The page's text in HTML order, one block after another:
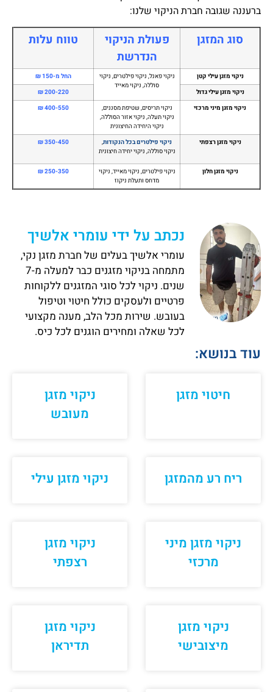
ברעננה שגובה חברת הניקוי שלנו:
סוג המזגן
פעולת הניקוי
הנדרשת
טווח עלות
ניקוי מזגן עילי קטן
ניקוי פאנל, ניקוי פילטרים, ניקוי
סוללה, ניקוי מאייד
החל מ-150 ₪
ניקוי מזגן עילי גדול
200-220 ₪
ניקוי מזגן מיני מרכזי
ניקוי תריסים, שטיפת מסננים,
ניקוי תעלה, ניקוי אזור הסוללה,
ניקוי היחידה החיצונית
400-550 ₪
ניקוי מזגן רצפתי ניקוי פילטרים בכל הנקודות,
ניקוי סוללה, ניקוי יחידה חיצונית
350-450 ₪
ניקוי מזגן חלון
ניקוי פילטרים, ניקוי מאייד, ניקוי
מדחס ותעלת ניקוז
250-350 ₪
נכתב על ידי עומרי אלשיך
עומרי אלשיך בעלים של חברת מזגן נקי,
מתמחה בניקוי מזגנים כבר למעלה מ-7
שנים. ניקוי לכל סוגי המזגנים ללקוחות
פרטיים ולעסקים כולל חיטוי וטיפול
בעובש. שירות מכל הלב, מענה מקצועי
לכל שאלה ומחירים הוגנים לכל כיס.
עוד בנושא:
חיטוי מזגן
ניקוי מזגן
מעובש
ריח רע מהמזגן ניקוי מזגן עילי
ניקוי מזגן מיני
מרכזי
ניקוי מזגן
רצפתי
ניקוי מזגן
מיצובישי
ניקוי מזגן
תדיראן